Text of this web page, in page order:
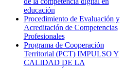
educación
Procedimiento de Evaluación y
Acreditación de Competencias
Profesionales
Programa de Cooperación
Territorial (PCT) IMPULSO Y
CALIDAD DE LA